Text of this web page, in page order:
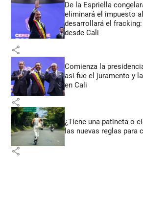
De la Espriella
eliminará el impuesto
desarrollará el
desde Cali
share
Comienza la
así fue el juramento y
en Cali
share
¿Tiene una patineta o
las nuevas reglas para
share